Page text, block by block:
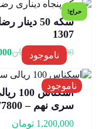
حراج!
ناموجود
سکه 50
1307
2,000,000 تومان
ناموجود
سری نهم – 187/977800
1,200,000 تومان